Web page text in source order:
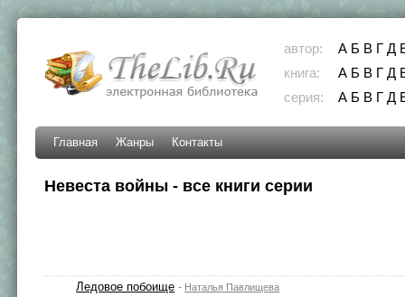
автор: А Б В Г Д
книга:
А Б В Г Д
серия:
А Б В Г Д
Главная Жанры Контакты
Невеста войны - все книги серии
Ледовое побоище - Наталья Павлищева